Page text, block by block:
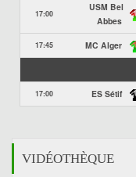
17:00
USM Bel
Abbes
17:45 MC Alger
17:00 ES Sétif
VIDÉOTHÈQUE